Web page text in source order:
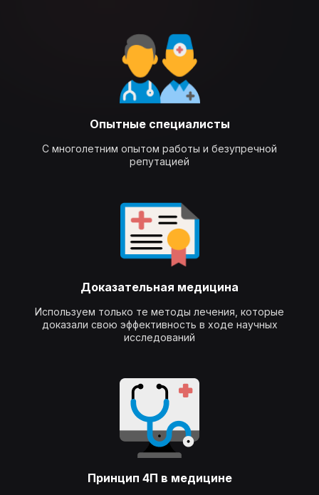
Опытные специалисты
С многолетним опытом работы и безупречной
репутацией
Доказательная медицина
Используем только те методы лечения, которые
доказали свою эффективность в ходе научных
исследований
Принцип 4П в медицине